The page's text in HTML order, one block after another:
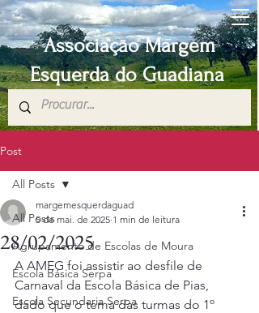
Associação Margem
Esquerda do Guadiana
Post
All Posts
Agrupamento de Escolas de Moura
Escola Básica Serpa
Escola Secundaria Serpa
All Posts
28/02/2025
margemesquerdaguad
5 de mai. de 2025 1 min de leitura
A AMEG foi assistir ao desfile de
Carnaval da Escola Básica de Pias,
dado que o tema das turmas do 1º